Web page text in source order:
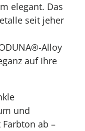
elegant. Das
seit jeher
Alloy
auf Ihre
und
ab –